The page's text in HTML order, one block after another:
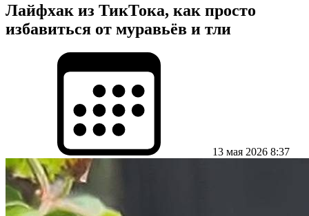
Лайфхак из ТикТока, как просто
избавиться от муравьёв и тли
13 мая 2026 8:37